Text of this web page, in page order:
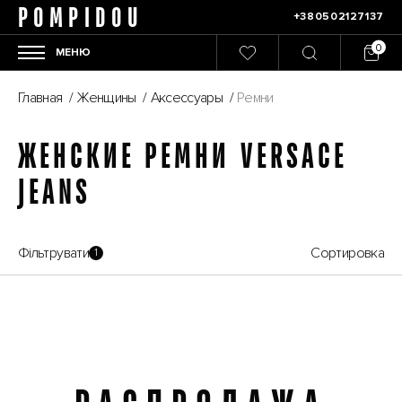
POMPIDOU +380502127137
МЕНЮ
Главная / Женщины / Аксессуары / Ремни
ЖЕНСКИЕ РЕМНИ VERSACE
JEANS
Фільтрувати 1 Сортировка
Распродажа